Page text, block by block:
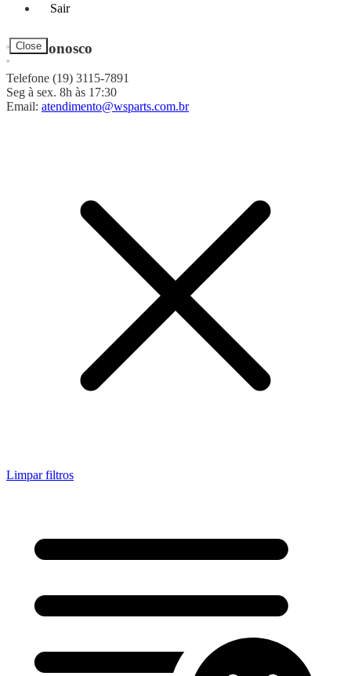
Sair
Close
Fale Conosco
Telefone (19) 3115-7891
Seg à sex. 8h às 17:30
Email: atendimento@wsparts.com.br
Limpar filtros